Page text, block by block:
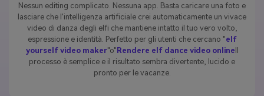
Nessun editing complicato. Nessuna app. Basta caricare una foto e
lasciare che l'intelligenza artificiale crei automaticamente un vivace
video di danza degli elfi che mantiene intatto il tuo vero volto,
espressione e identità. Perfetto per gli utenti che cercano "elf
yourself video maker"o" Rendere elf dance video online
processo è semplice e il risultato sembra divertente, lucido e
pronto per le vacanze.